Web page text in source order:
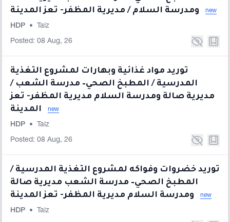
new
HDP • Taiz
Posted: 08 Aug, 26
توريد مواد غذائية وبهارات لمشروع التغذية
المدرسية / المطبخ الصحي– مدرسة الشعب /
مديرية صالة ومدرسة السلام مديرية المظفر- تعز
new
HDP • Taiz
Posted: 08 Aug, 26
توريد خضروات وفواكه لمشروع التغذية المدرسية /
المطبخ الصحي– مدرسة الشعب مديرية صالة
new
HDP • Taiz